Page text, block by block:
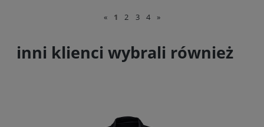
« 1 2 3 4 »
inni klienci wybrali również